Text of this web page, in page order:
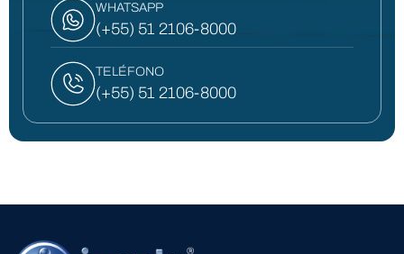
WHATSAPP
(+55) 51 2106-8000
TELÉFONO
(+55) 51 2106-8000